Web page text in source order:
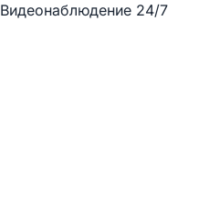
Видеонаблюдение 24/7